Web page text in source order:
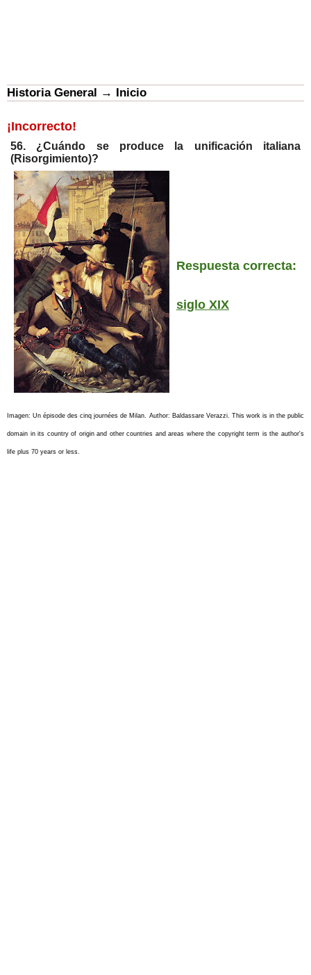
Historia General → Inicio
¡Incorrecto!
56. ¿Cuándo se produce la unificación italiana
(Risorgimiento)?
Respuesta correcta:
siglo XIX
Imagen:Un épisode des cinq journées de Milan. Author: Baldassare Verazzi. This work is in the public
domain in its country of origin and other countries and areas where the copyright term is the author's
life plus 70 years or less.